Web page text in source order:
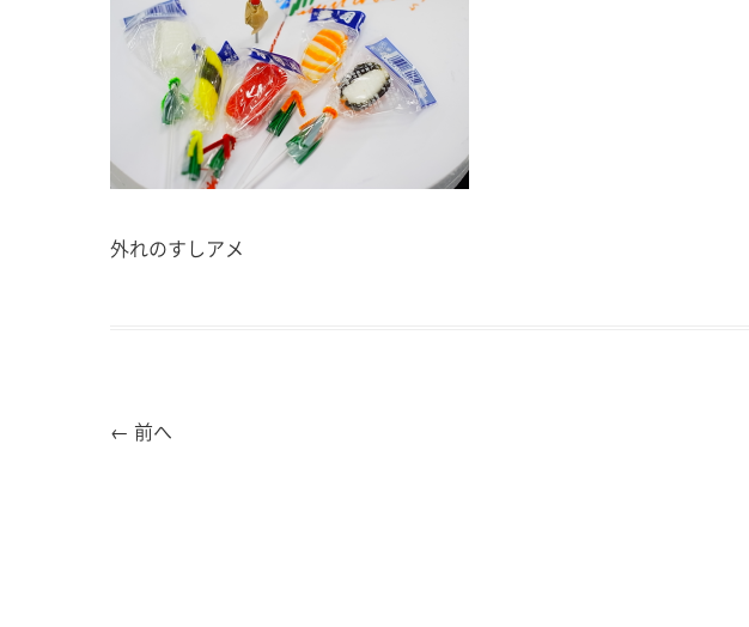
外れのすしアメ
← 前へ